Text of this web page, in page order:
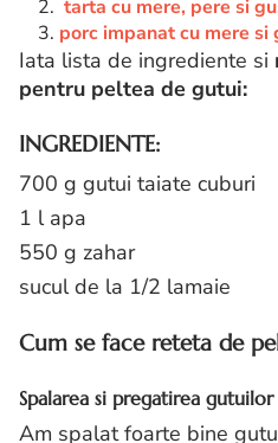
tarta cu mere, pere si
porc impanat cu mere si
Iata lista de ingrediente si
pentru peltea de gutui:
INGREDIENTE:
700 g gutui taiate cuburi
1 l apa
550 g zahar
sucul de la 1/2 lamaie
Cum se face reteta de
Spalarea si pregatirea gutuilor
Am spalat foarte bine